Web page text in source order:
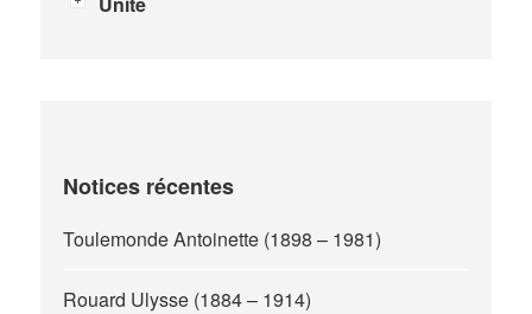
Notices récentes
Toulemonde Antoinette (1898 – 1981)
Rouard Ulysse (1884 – 1914)